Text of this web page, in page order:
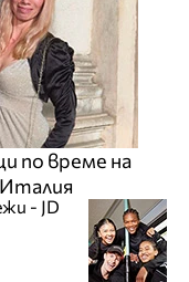
по време на
- JD